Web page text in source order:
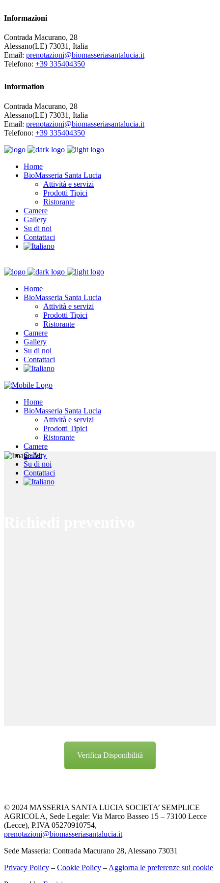
Informazioni
Contrada Macurano, 28
Alessano(LE) 73031, Italia
Email: prenotazioni@biomasseriasantalucia.it
Telefono: +39 335404350
Information
Contrada Macurano, 28
Alessano(LE) 73031, Italia
Email: prenotazioni@biomasseriasantalucia.it
Telefono: +39 335404350
Home
BioMasseria Santa Lucia
Attività e servizi
Prodotti Tipici
Ristorante
Camere
Gallery
Su di noi
Contattaci
Home
BioMasseria Santa Lucia
Attività e servizi
Prodotti Tipici
Ristorante
Camere
Gallery
Su di noi
Contattaci
Home
BioMasseria Santa Lucia
Attività e servizi
Prodotti Tipici
Ristorante
Camere
Gallery
Su di noi
Contattaci
Verifica Disponibilità
© 2024 MASSERIA SANTA LUCIA SOCIETA’ SEMPLICE
AGRICOLA, Sede Legale: Via Marco Basseo 15 – 73100 Lecce
(Lecce), P.IVA 05270910754,
prenotazioni@biomasseriasantalucia.it
Sede Masseria: Contrada Macurano 28, Alessano 73031
Privacy Policy – Cookie Policy – Aggiorna le preferenze sui cookie